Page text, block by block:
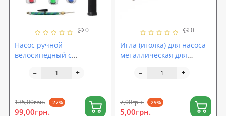
0
Насос ручной
велосипедный с
мячей, игрушек,
135,00грн. -27%
99,00грн.
0
Игла (иголка) для насоса
металлическая для
(MS 0422)
7,00грн. -29%
5,00грн.